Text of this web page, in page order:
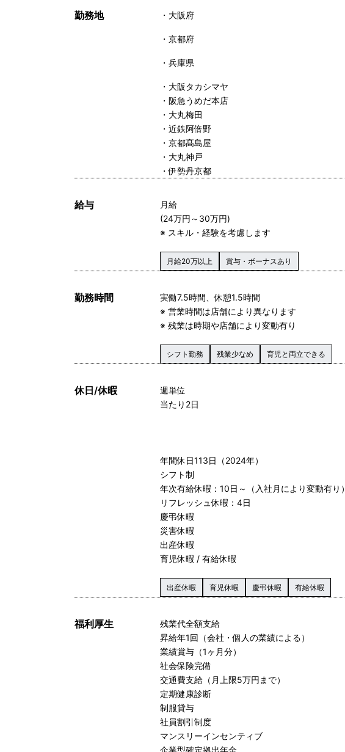
勤務地 大阪府
京都府
兵庫県
・大阪タカシマヤ
・阪急うめだ本店
・大丸梅田
・近鉄阿倍野
・京都髙島屋
・大丸神戸
・伊勢丹京都
給与
月給
(24万円～30万円)
※ スキル・経験を考慮します
月給20万以上 賞与・ボーナスあり
勤務時間
実働7.5時間、休憩1.5時間
※ 営業時間は店舗により異なります
※ 残業は時期や店舗により変動有り
シフト勤務 残業少なめ 育児と両立できる
休日/休暇
週単位
当たり2日
年間休日113日（2024年）
シフト制
年次有給休暇：10日～（入社月により変動有り）
リフレッシュ休暇：4日
慶弔休暇
災害休暇
出産休暇
育児休暇 / 有給休暇
出産休暇 育児休暇 慶弔休暇 有給休暇
福利厚生
残業代全額支給
昇給年1回（会社・個人の業績による）
業績賞与（1ヶ月分）
社会保険完備
交通費支給（月上限5万円まで）
定期健康診断
制服貸与
社員割引制度
マンスリーインセンティブ
企業型確定拠出年金